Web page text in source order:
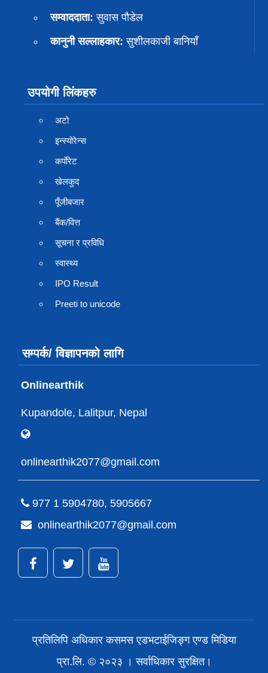
सम्वाददाता: सुवास पाैडेल
कानुनी सल्लाहकार: सुशीलकाजी बानियाँ
उपयोगी लिंकहरु
अटो
इन्स्योरेन्स
कर्पाेरेट
खेलकुद
पूँजीबजार
बैंक/वित्त
सूचना र प्रविधि
स्वास्थ्य
IPO Result
Preeti to unicode
सम्पर्क/ विज्ञापनको लागि
Onlinearthik
Kupandole, Lalitpur, Nepal
onlinearthik2077@gmail.com
977 1 5904780, 5905667
onlinearthik2077@gmail.com
प्रतिलिपि अधिकार कसमस एडभटाईजिङ्ग एण्ड मिडिया
प्रा.लि. © २०२३ । सर्वाधिकार सुरक्षित।